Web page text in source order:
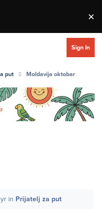
×
Sign In
put Moldavija oktobar
in Prijatelj za put